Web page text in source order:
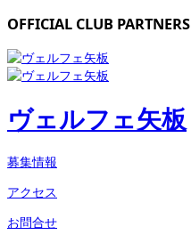
OFFICIAL CLUB PARTNERS
ヴェルフェ矢板
募集情報
アクセス
お問合せ